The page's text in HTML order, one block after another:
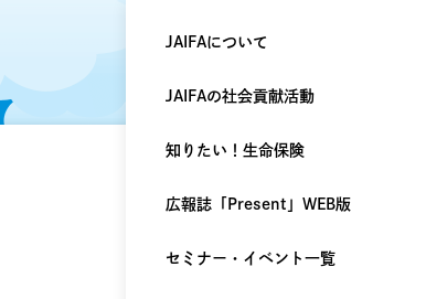
JAIFAについて
JAIFAの社会貢献活動
知りたい！ 生命保険
広報誌「Present」 WEB版
セミナー・ イベント一覧